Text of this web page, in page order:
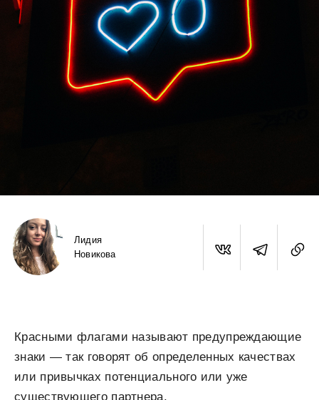
Лидия
Новикова
Красными флагами называют предупреждающие
знаки — так говорят об определенных качествах
или привычках потенциального или уже
существующего партнера.